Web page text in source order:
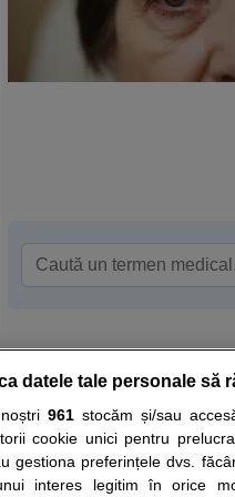
Resurse: Autoevaluare
Opiniile avizate ale medicilor,
nici diagnosticul stabilit in urma
ii punem la dispozitie pentru
datele tale personale să
961stocăm și/sau
cookie unici pentru
gestiona preferințele dvs.
interes legitim în orice